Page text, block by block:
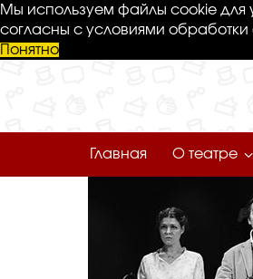
Мы используем файлы cookie для
согласны с условиями
Понятно
Главная О театре